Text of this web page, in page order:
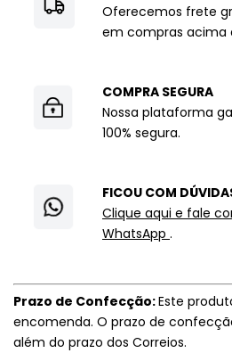
Oferecemos frete
em compras acima
COMPRA SEGURA
Nossa plataforma
100% segura.
FICOU COM
Clique aqui e fale
WhatsApp .
Prazo de Confecção:Este
encomenda. O prazo de
além do prazo dos Correios.